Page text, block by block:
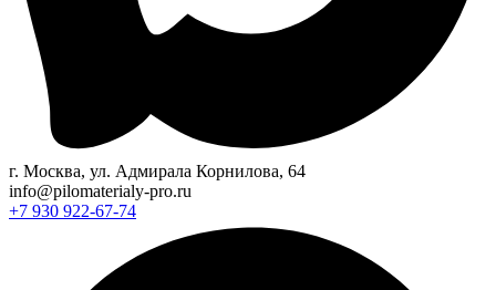
г. Москва, ул. Адмирала Корнилова, 64
info@pilomaterialy-pro.ru
+7 930 922-67-74